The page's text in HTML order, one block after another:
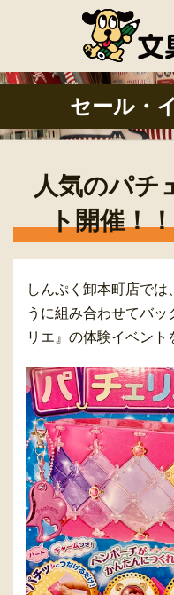
セール・
人気のパチ
ト開催！
しんぷく卸本町店で
うに組み合わせてバ
リエ』の体験イベント